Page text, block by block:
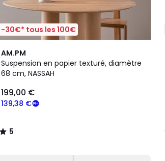
-30€* tous les 100€
AM.PM
Suspension en papier texturé, diamètre
68 cm, NASSAH
139,38 €
199,00 €
5
/
5
5
/